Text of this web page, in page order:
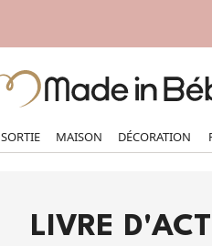
SORTIE MAISON DÉCORATION
LIVRE